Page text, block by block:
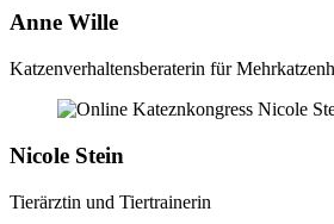
Anne Wille
Katzenverhaltensberaterin für
Nicole Stein
Tierärztin und Tiertrainerin